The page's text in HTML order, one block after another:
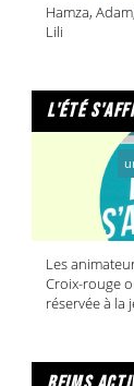
Hamza,
Lili
l'été
Les
Croix-rouge
réservée à la